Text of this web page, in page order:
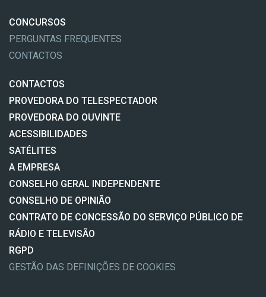
CONCURSOS
PERGUNTAS FREQUENTES
CONTACTOS
CONTACTOS
PROVEDORA DO TELESPECTADOR
PROVEDORA DO OUVINTE
ACESSIBILIDADES
SATÉLITES
A EMPRESA
CONSELHO GERAL INDEPENDENTE
CONSELHO DE OPINIÃO
CONTRATO DE CONCESSÃO DO SERVIÇO PÚBLICO DE
RÁDIO E TELEVISÃO
RGPD
GESTÃO DAS DEFINIÇÕES DE COOKIES